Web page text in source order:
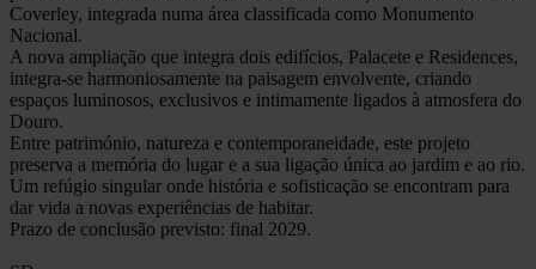
Coverley, integrada numa área classificada como Monumento
Nacional.
A nova ampliação que integra dois edifícios, Palacete e Residences,
integra-se harmoniosamente na paisagem envolvente, criando
espaços luminosos, exclusivos e intimamente ligados à atmosfera do
Douro.
Entre património, natureza e contemporaneidade, este projeto
preserva a memória do lugar e a sua ligação única ao jardim e ao rio.
Um refúgio singular onde história e sofisticação se encontram para
dar vida a novas experiências de habitar.
Prazo de conclusão previsto: final 2029.